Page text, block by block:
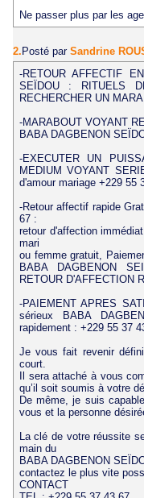
Ne passer plus par les
2. Posté par Sandrine
-RETOUR AFFECTIF
SEÏDOU : RITUELS
RECHERCHER UN
-MARABOUT VOYANT
BABA DAGBENON
-EXECUTER UN
MEDIUM VOYANT
d'amour mariage +229 55
-Retour affectif rapide
67 :
retour d'affection
mari
ou femme gratuit,
BABA DAGBENON
RETOUR D'AFFECTION
-PAIEMENT APRES
sérieux BABA
rapidement : +229 55 37
Je vous fait revenir
court.
Il sera attaché à vous
qu’il soit soumis à votre
De même, je suis
vous et la personne
La clé de votre réussite
main du
BABA DAGBENON
contactez le plus vite
CONTACT